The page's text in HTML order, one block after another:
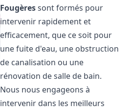
Fougèressont formés pour
intervenir rapidement et
efficacement, que ce soit pour
une fuite d'eau, une obstruction
de canalisation ou une
rénovation de salle de bain.
Nous nous engageons à
intervenir dans les meilleurs